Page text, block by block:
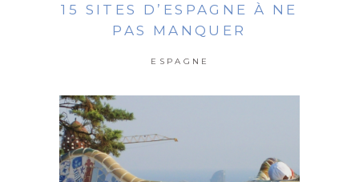
15 SITES D’ESPAGNE À NE
PAS MANQUER
ESPAGNE